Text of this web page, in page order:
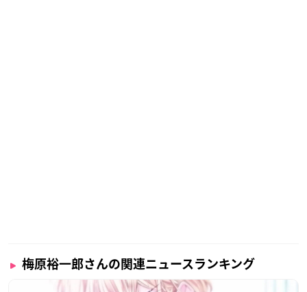
梅原裕一郎さんの関連ニュースランキング